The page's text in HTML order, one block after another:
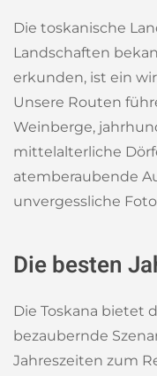
Die toskanische
Landschaften
erkunden, ist ein
Unsere Routen
Weinberge,
mittelalterliche
atemberaubende
unvergessliche
Die besten
Die Toskana bietet
bezaubernde
Jahreszeiten zum